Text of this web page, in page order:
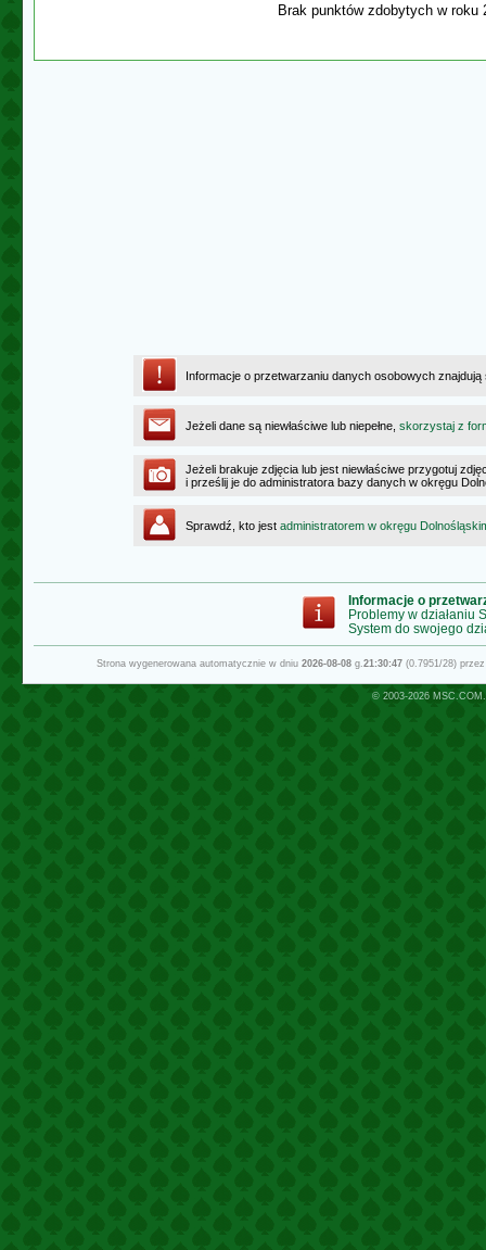
Brak punktów zdobytych w roku
Informacje o przetwarzaniu danych osobowych
Jeżeli dane są niewłaściwe lub niepełne, skorzystaj z
Jeżeli brakuje zdjęcia lub jest niewłaściwe przygotuj
i prześlij je do administratora bazy danych w okręgu
Sprawdź, kto jest administratorem w okręgu
Informacje o
Problemy w działaniu
System do swojego
Strona wygenerowana automatycznie w dniu 2026-08-08g.21:30:47(0.7951/28)
© 2003-2026